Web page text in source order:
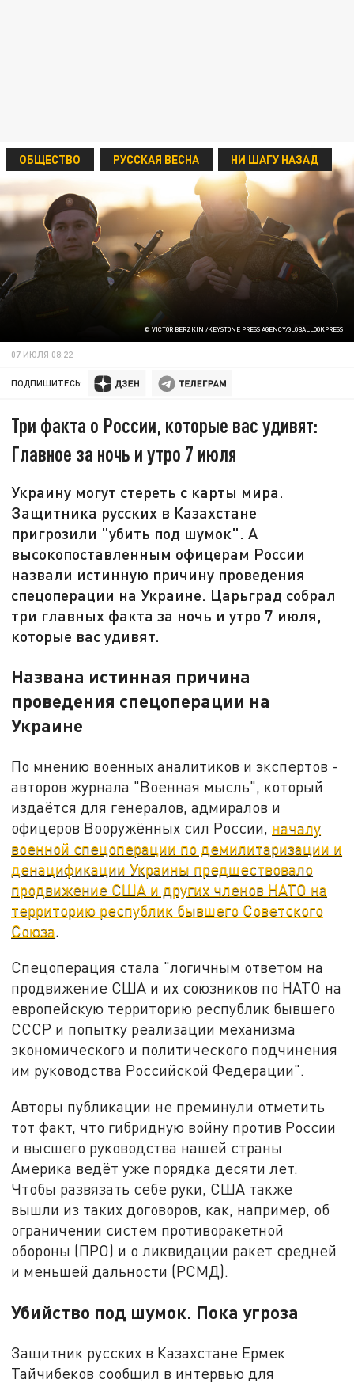
© VICTOR BERZKIN /KEYSTONE PRESS AGENCY/GLOBALLOOKPRESS
ОБЩЕСТВО РУССКАЯ ВЕСНА НИ ШАГУ НАЗАД
07 ИЮЛЯ 08:22
ПОДПИШИТЕСЬ:
Три факта о России, которые вас удивят:
Главное за ночь и утро 7 июля
Украину могут стереть с карты мира.
Защитника русских в Казахстане
пригрозили "убить под шумок". А
высокопоставленным офицерам России
назвали истинную причину проведения
спецоперации на Украине. Царьград собрал
три главных факта за ночь и утро 7 июля,
которые вас удивят.
Названа истинная причина
проведения спецоперации на
Украине
По мнению военных аналитиков и экспертов -
авторов журнала "Военная мысль", который
издаётся для генералов, адмиралов и
офицеров Вооружённых сил России, началу
военной спецоперации по демилитаризации и
денацификации Украины предшествовало
продвижение США и других членов НАТО на
территорию республик бывшего Советского
Союза.
Спецоперация стала "логичным ответом на
продвижение США и их союзников по НАТО на
европейскую территорию республик бывшего
СССР и попытку реализации механизма
экономического и политического подчинения
им руководства Российской Федерации".
Авторы публикации не преминули отметить
тот факт, что гибридную войну против России
и высшего руководства нашей страны
Америка ведёт уже порядка десяти лет.
Чтобы развязать себе руки, США также
вышли из таких договоров, как, например, об
ограничении систем противоракетной
обороны (ПРО) и о ликвидации ракет средней
и меньшей дальности (РСМД).
Убийство под шумок. Пока угроза
Защитник русских в Казахстане Ермек
Тайчибеков сообщил в интервью для